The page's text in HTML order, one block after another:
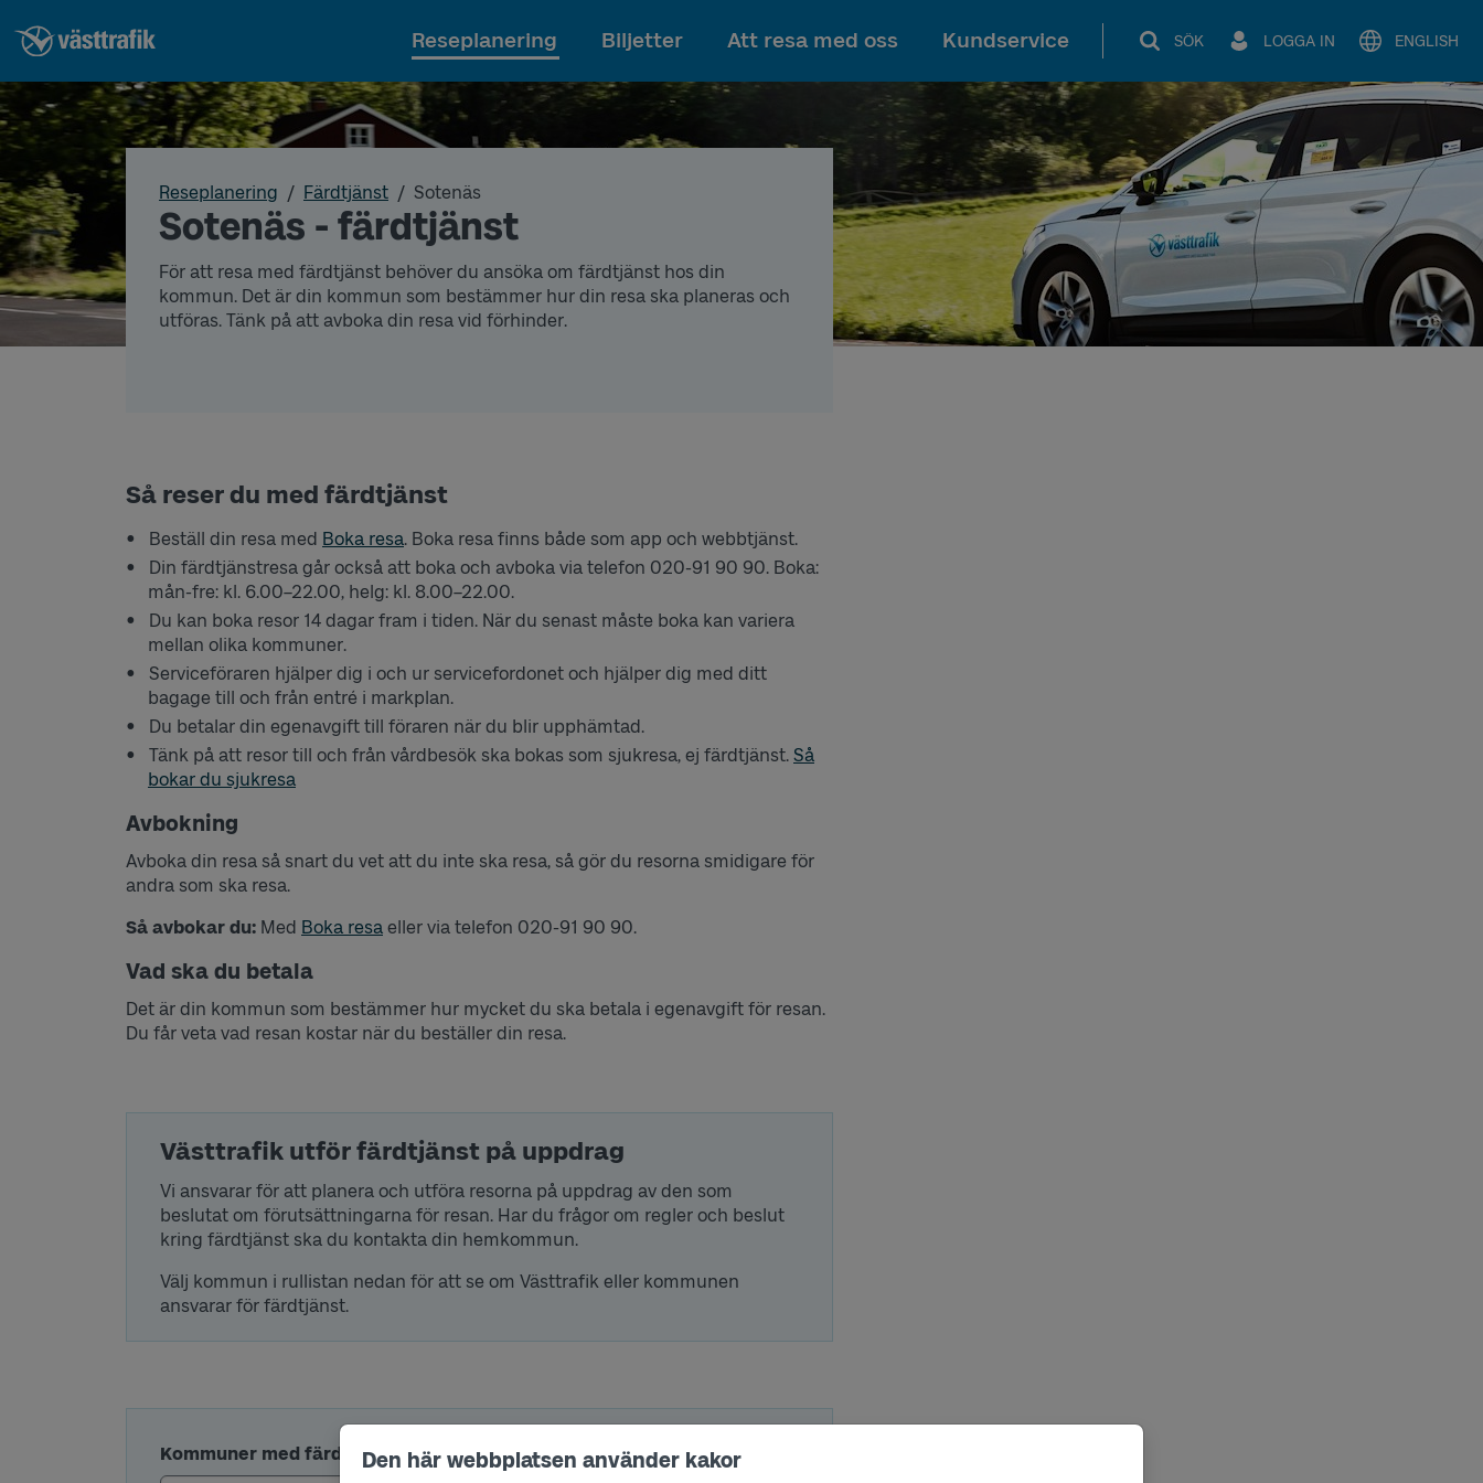
Den här webbplatsen använder kakor
Till innehållet
Reseplanering Biljetter Att resa med oss Kundservice SÖK LOGGA IN ENGLISH
Reseplanering Färdtjänst Sotenäs
Sotenäs - färdtjänst
För att resa med färdtjänst behöver du ansöka om färdtjänst hos din
kommun. Det är din kommun som bestämmer hur din resa ska planeras och
utföras. Tänk på att avboka din resa vid förhinder.
Så reser du med färdtjänst
Beställ din resa med Boka resa. Boka resa finns både som app och webbtjänst.
Din färdtjänstresa går också att boka och avboka via telefon 020-91 90 90. Boka:
mån-fre: kl. 6.00–22.00, helg: kl. 8.00–22.00.
Du kan boka resor 14 dagar fram i tiden. När du senast måste boka kan variera
mellan olika kommuner.
Serviceföraren hjälper dig i och ur servicefordonet och hjälper dig med ditt
bagage till och från entré i markplan.
Du betalar din egenavgift till föraren när du blir upphämtad.
Tänk på att resor till och från vårdbesök ska bokas som sjukresa, ej färdtjänst. Så
bokar du sjukresa
Avbokning
Avboka din resa så snart du vet att du inte ska resa, så gör du resorna smidigare för
andra som ska resa.
Så avbokar du: Med Boka resa eller via telefon 020-91 90 90.
Vad ska du betala
Det är din kommun som bestämmer hur mycket du ska betala i egenavgift för resan.
Du får veta vad resan kostar när du beställer din resa.
Västtrafik utför färdtjänst på uppdrag
Vi ansvarar för att planera och utföra resorna på uppdrag av den som
beslutat om förutsättningarna för resan. Har du frågor om regler och beslut
kring färdtjänst ska du kontakta din hemkommun.
Välj kommun i rullistan nedan för att se om Västtrafik eller kommunen
ansvarar för färdtjänst.
Kommuner med färdtjänst